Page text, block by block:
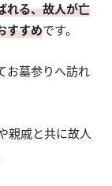
れる、故人が亡
すすめです。
お墓参りへ訪れ
親戚と共に故人